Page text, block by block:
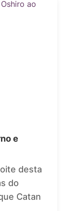
e
desta
do
Catan